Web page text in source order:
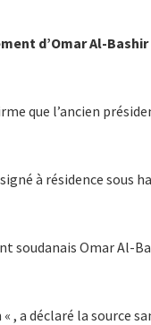
d’Omar Al-
que l’ancien
à résidence sous
soudanais Omar Al-
, a déclaré la source